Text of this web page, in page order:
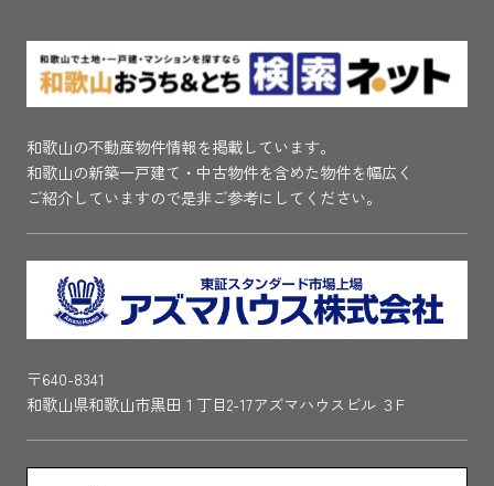
和歌山の不動産物件情報を掲載しています。
和歌山の新築一戸建て・中古物件を含めた物件を幅広く
ご紹介していますので是非ご参考にしてください。
〒640-8341
和歌山県和歌山市黒田１丁目2-17アズマハウスビル ３F